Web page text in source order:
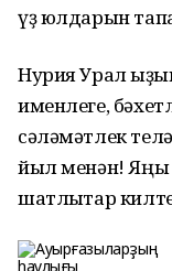
үҙ юлдарын
Нурия Урал
именлеге,
сәләмәтлек
йыл менән! Яңы
шатлыҡтар